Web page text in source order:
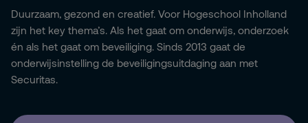
Duurzaam, gezond en creatief. Voor Hogeschool Inholland
zijn het key thema’s. Als het gaat om onderwijs, onderzoek
én als het gaat om beveiliging. Sinds 2013 gaat de
onderwijsinstelling de beveiligingsuitdaging aan met
Securitas.